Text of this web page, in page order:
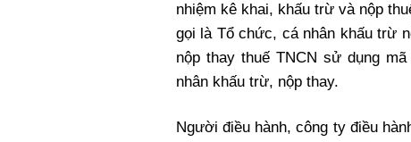
nhiệm kê khai, khấu trừ và nộp
gọi là Tổ chức, cá nhân khấu trừ
nộp thay thuế TNCN sử dụng
nhân khấu trừ, nộp thay.
Người điều hành, công ty điều